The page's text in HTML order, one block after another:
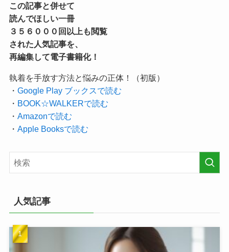
この記事と併せて
読んでほしい一冊
３５６０００回以上も閲覧
された人気記事を、
再編集して電子書籍化！
執着を手放す方法と悩みの正体！（初版）
・ Google Play ブックスで読む
・ BOOK☆WALKERで読む
・ Amazonで読む
・ Apple Booksで読む
人気記事